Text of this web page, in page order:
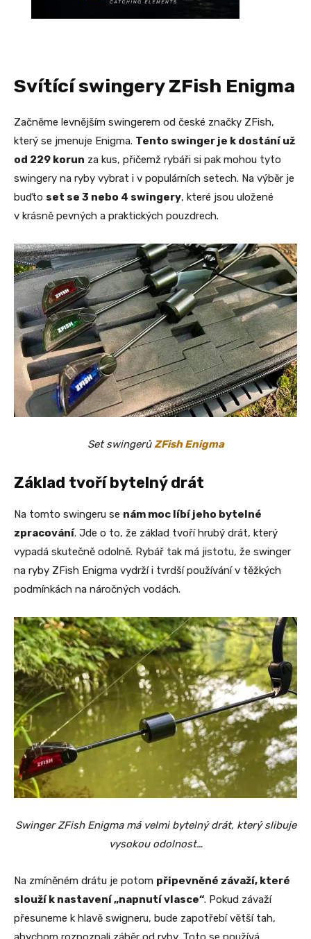
Svítící swingery ZFish Enigma
Začněme levnějším swingerem od české značky ZFish,
který se jmenuje Enigma. Tento swinger je k dostání už
od 229 korun za kus, přičemž rybáři si pak mohou tyto
swingery na ryby vybrat i v populárních setech. Na výběr je
buďto set se 3 nebo 4 swingery, které jsou uložené
v krásně pevných a praktických pouzdrech.
Set swingerůZFish Enigma
Základ tvoří bytelný drát
Na tomto swingeru se nám moc líbí jeho bytelné
zpracování. Jde o to, že základ tvoří hrubý drát, který
vypadá skutečně odolně. Rybář tak má jistotu, že swinger
na ryby ZFish Enigma vydrží i tvrdší používání v těžkých
podmínkách na náročných vodách.
Swinger ZFish Enigma má velmi bytelný drát, který slibuje
vysokou odolnost…
Na zmíněném drátu je potom připevněné závaží, které
slouží k nastavení „napnutí vlasce“. Pokud závaží
přesuneme k hlavě swigneru, bude zapotřebí větší tah,